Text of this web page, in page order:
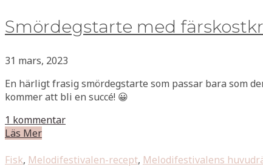
Smördegstarte med
31 mars, 2023
En härligt frasig smördegstarte som passar bara som
kommer att bli en succé! 😀
1 kommentar
Läs Mer
Fisk, Melodifestivalen-recept, Melodifestivalens